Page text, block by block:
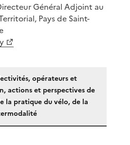
Général Adjoint au
Pays de Saint-
opérateurs et
actions et perspectives de
la pratique du vélo, de la